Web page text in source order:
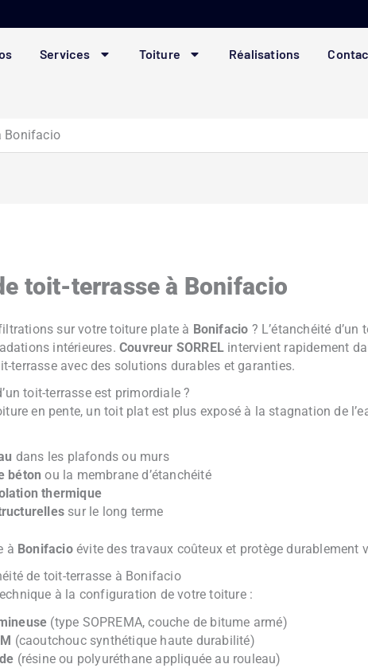
Services Toiture Réalisations
Bonifacio
toit-terrasse à Bonifacio
sur votre toiture plate à Bonifacio ? L’étanchéité
intérieures. Couvreur SORRELintervient rapidement
terrasse avec des solutions durables et garanties.
toit-terrasse est primordiale ?
en pente, un toit plat est plus exposé à la stagnation de
dans les plafonds ou murs
béton ou la membrane d’étanchéité
thermique
sur le long terme
à Bonifacioévite des travaux coûteux et protège durablement
de toit-terrasse à Bonifacio
à la configuration de votre toiture :
(type SOPREMA, couche de bitume armé)
(caoutchouc synthétique haute durabilité)
(résine ou polyuréthane appliquée au rouleau)